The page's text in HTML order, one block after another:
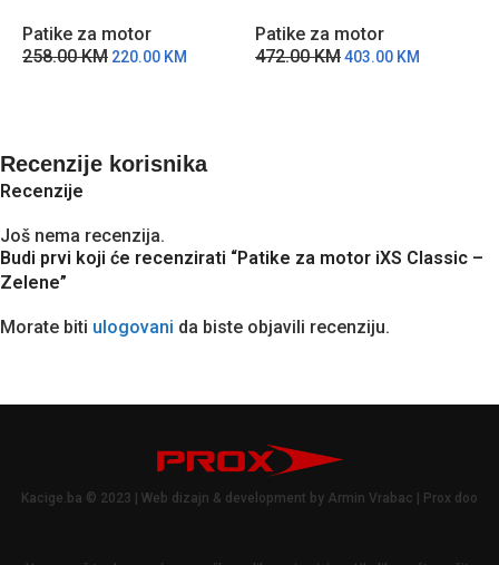
Patike za motor
258.00KM 220.00 KM
Patike za motor
472.00KM403.00 KM
Recenzije korisnika
Recenzije
Još nema recenzija.
Budi prvi koji će recenzirati “Patike za motor iXS Classic –
Zelene”
Morate biti ulogovani da biste objavili recenziju.
Kacige.ba © 2023 | Web dizajn & development by Armin Vrabac | Prox doo